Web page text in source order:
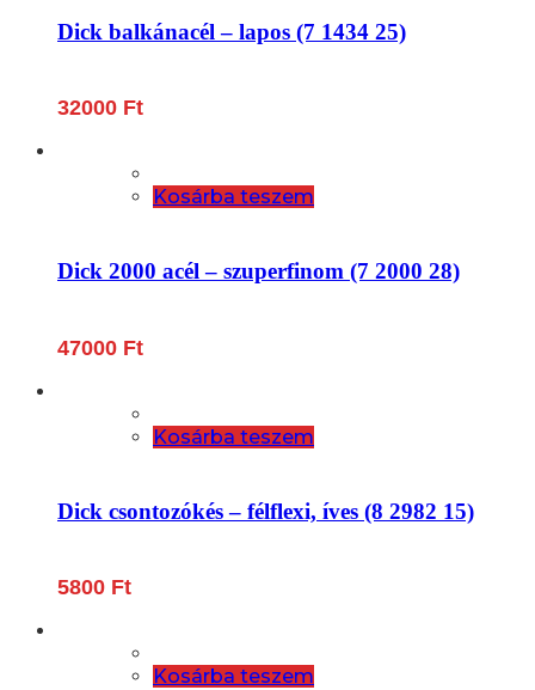
Dick balkánacél – lapos (7 1434 25)
32000 Ft
Kosárba teszem
Dick 2000 acél – szuperfinom (7 2000 28)
47000 Ft
Kosárba teszem
Dick csontozókés – félflexi, íves (8 2982 15)
5800 Ft
Kosárba teszem